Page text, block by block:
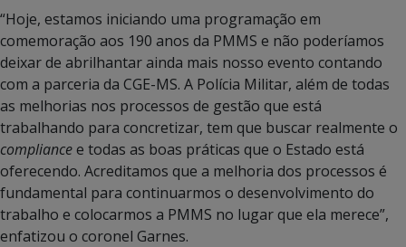
“Hoje, estamos iniciando uma programação em
comemoração aos 190 anos da PMMS e não poderíamos
deixar de abrilhantar ainda mais nosso evento contando
com a parceria da CGE-MS. A Polícia Militar, além de todas
as melhorias nos processos de gestão que está
trabalhando para concretizar, tem que buscar realmente o
compliancee todas as boas práticas que o Estado está
oferecendo. Acreditamos que a melhoria dos processos é
fundamental para continuarmos o desenvolvimento do
trabalho e colocarmos a PMMS no lugar que ela merece”,
enfatizou o coronel Garnes.